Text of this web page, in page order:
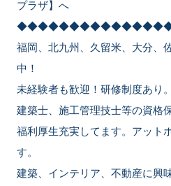
プラザ】へ
福岡、北九州、久留米、大分、
中！
未経験者も歓迎！研修制度あり。
建築士、施工管理技士等の資格
福利厚生充実してます。アット
す。
建築、インテリア、不動産に興